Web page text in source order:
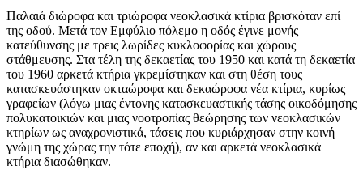
Παλαιά διώροφα και τριώροφα νεοκλασικά κτίρια βρισκόταν επί
της οδού. Μετά τον Εμφύλιο πόλεμο η οδός έγινε μονής
κατεύθυνσης με τρεις λωρίδες κυκλοφορίας και χώρους
στάθμευσης. Στα τέλη της δεκαετίας του 1950 και κατά τη δεκαετία
του 1960 αρκετά κτήρια γκρεμίστηκαν και στη θέση τους
κατασκευάστηκαν οκταώροφα και δεκαώροφα νέα κτίρια, κυρίως
γραφείων (λόγω μιας έντονης κατασκευαστικής τάσης οικοδόμησης
πολυκατοικιών και μιας νοοτροπίας θεώρησης των νεοκλασικών
κτηρίων ως αναχρονιστικά, τάσεις που κυριάρχησαν στην κοινή
γνώμη της χώρας την τότε εποχή), αν και αρκετά νεοκλασικά
κτήρια διασώθηκαν.